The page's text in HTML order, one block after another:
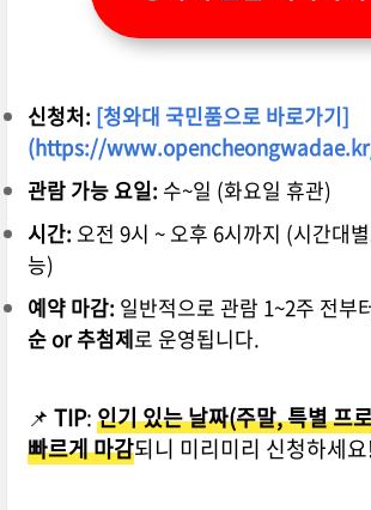
신청처: [청와대 국민품으로 바로가기]
(https://
관람 가능 요일: 수~일 (화요일 휴관)
시간: 오전 9시 ~ 오후 6시까지 (시간대
능)
예약 마감: 일반적으로 관람 1~2주 전부
순 or 추첨제로 운영됩니다.
📌 TIP:인기 있는 날짜(주말, 특별 프
빠르게 마감되니 미리미리 신청하세요!